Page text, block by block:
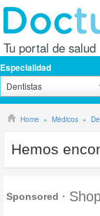
Tu portal de salud
Especialidad
Dentistas
Home Médicos
Hemos